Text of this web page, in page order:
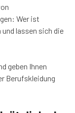
Wer ist
lassen sich die
geben Ihnen
Berufskleidung